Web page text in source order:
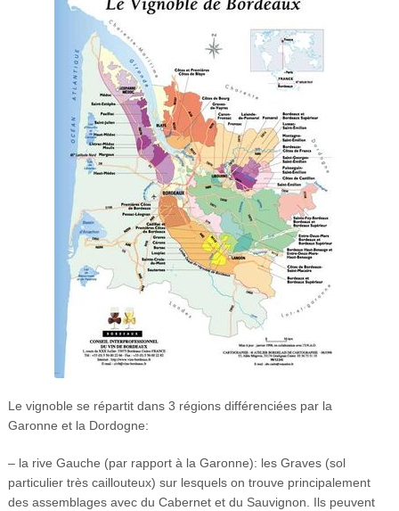
Le vignoble se répartit dans 3 régions différenciées par la
Garonne et la Dordogne:
– la rive Gauche (par rapport à la Garonne): les Graves (sol
particulier très caillouteux) sur lesquels on trouve principalement
des assemblages avec du Cabernet et du Sauvignon. Ils peuvent